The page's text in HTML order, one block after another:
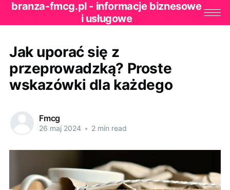
branza-fmcg.pl - informacje biznesowe
i usługowe
Jak uporać się z
przeprowadzką? Proste
wskazówki dla każdego
Fmcg
26 maj 2024 • 2 min read